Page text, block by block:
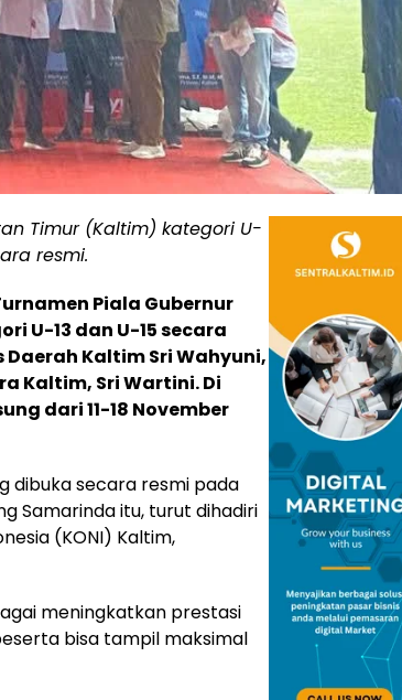
Timur (Kaltim) kategori U-
resmi.
Piala Gubernur
U-13 dan U-15 secara
Kaltim Sri Wahyuni,
Kaltim, Sri Wartini. Di
dari 11-18 November
dibuka secara resmi pada
Samarinda itu, turut dihadiri
(KONI) Kaltim,
meningkatkan prestasi
bisa tampil maksimal